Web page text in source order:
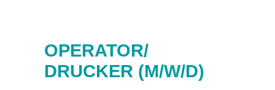
OPERATOR/
DRUCKER (M/W/D)